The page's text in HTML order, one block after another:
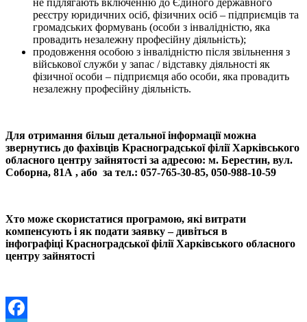
не підлягають включенню до Єдиного державного
реєстру юридичних осіб, фізичних осіб – підприємців та
громадських формувань (особи з інвалідністю, яка
провадить незалежну професійну діяльність);
продовження особою з інвалідністю після звільнення з
військової служби у запас / відставку діяльності як
фізичної особи – підприємця або особи, яка провадить
незалежну професійну діяльність.
Для отримання більш детальної інформації можна
звернутись до фахівців Красноградської філії Харківського
обласного центру зайнятості за адресою: м. Берестин, вул.
Соборна, 81А , або за тел.: 057-765-30-85, 050-988-10-59
Хто може скористатися програмою, які витрати
компенсують і як подати заявку – дивіться в
інфографіці Красноградської філії Харківського обласного
центру зайнятості